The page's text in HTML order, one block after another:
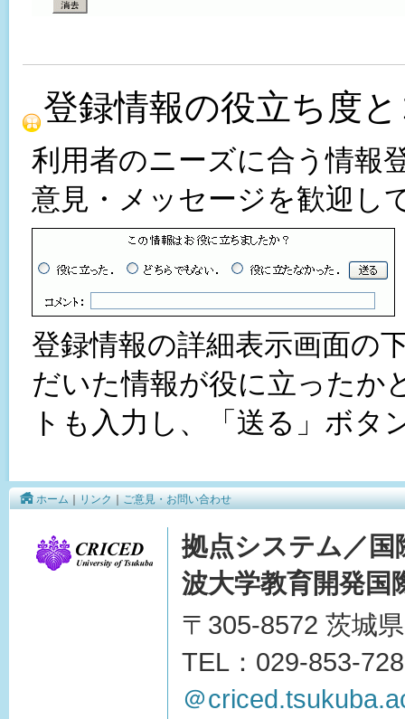
登録情報の役立ち度
利用者のニーズに合う情報
意見・メッセージを歓迎し
登録情報の詳細表示画面の
だいた情報が役に立ったか
トも入力し、「送る」ボ
ホーム｜リンク｜ご意見・お問い合わせ
拠点システム／
波大学教育開発国
〒305-8572 茨城
TEL：029-853-
＠